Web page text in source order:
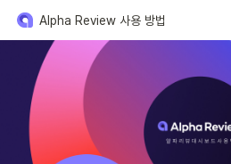
Alpha Review 사용 방법